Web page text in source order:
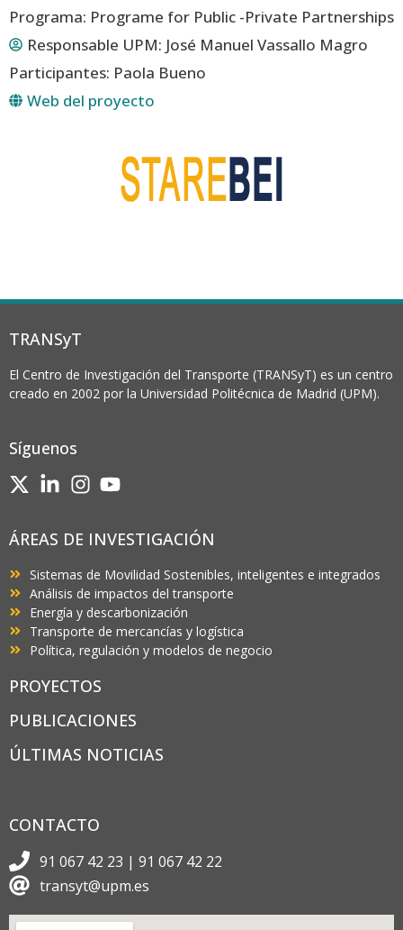
Programa: Programe for Public -Private Partnerships
Responsable UPM: José Manuel Vassallo Magro
Participantes: Paola Bueno
Web del proyecto
TRANSyT
El Centro de Investigación del Transporte (TRANSyT) es un centro
creado en 2002 por la Universidad Politécnica de Madrid (UPM).
Síguenos
ÁREAS DE INVESTIGACIÓN
Sistemas de Movilidad Sostenibles, inteligentes e integrados
Análisis de impactos del transporte
Energía y descarbonización
Transporte de mercancías y logística
Política, regulación y modelos de negocio
PROYECTOS
PUBLICACIONES
ÚLTIMAS NOTICIAS
CONTACTO
91 067 42 23 | 91 067 42 22
transyt@upm.es